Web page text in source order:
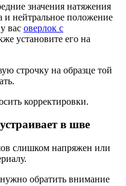
значения натяжения
и нейтральное положение
вас оверлок с
установите его на
строчку на образце той
корректировки.
в шве
слишком напряжен или
обратить внимание